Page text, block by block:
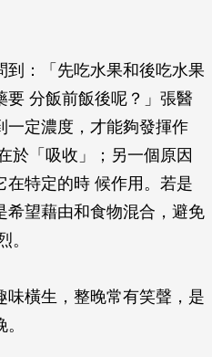
到：「先吃水果和後吃水果
要 分飯前飯後呢？」張醫
一定濃度，才能夠發揮作
於「吸收」；另一個原因
在特定的時 候作用。若是
希望藉由和食物混合，避免
。
味橫生，整晚常有笑聲，是